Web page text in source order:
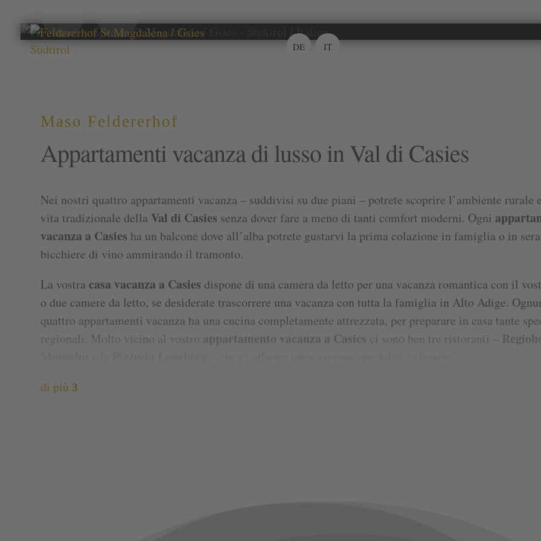
DE IT
Maso Feldererhof
Appartamenti vacanza di lusso in Val di Casies
Nei nostri quattro appartamenti vacanza – suddivisi su due piani – potrete scoprire l’ambiente rurale
vita tradizionale della Val di Casies senza dover fare a meno di tanti comfort moderni. Ogni
vacanza a Casies ha un balcone dove all’alba potrete gustarvi la prima colazione in famiglia o in
bicchiere di vino ammirando il tramonto.
La vostra casa vacanza a Casies dispone di una camera da letto per una vacanza romantica con il
o due camere da letto, se desiderate trascorrere una vacanza con tutta la famiglia in Alto Adige.
quattro appartamenti vacanza ha una cucina completamente attrezzata, per preparare in casa tante
regionali. Molto vicino al vostro appartamento vacanza a Casies ci sono ben tre ristoranti –
I nostri appartamenti vacanza possono ospitare da due a sei persone. Quindi i nostri appartamenti
di più 3